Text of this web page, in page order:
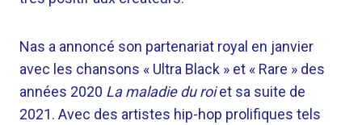
Nas a annoncé son partenariat royal en janvier
avec les chansons « Ultra Black » et « Rare » des
années 2020 La maladie du roiet sa suite de
2021. Avec des artistes hip-hop prolifiques tels